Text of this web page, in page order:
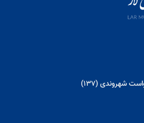
شهروندی (137)